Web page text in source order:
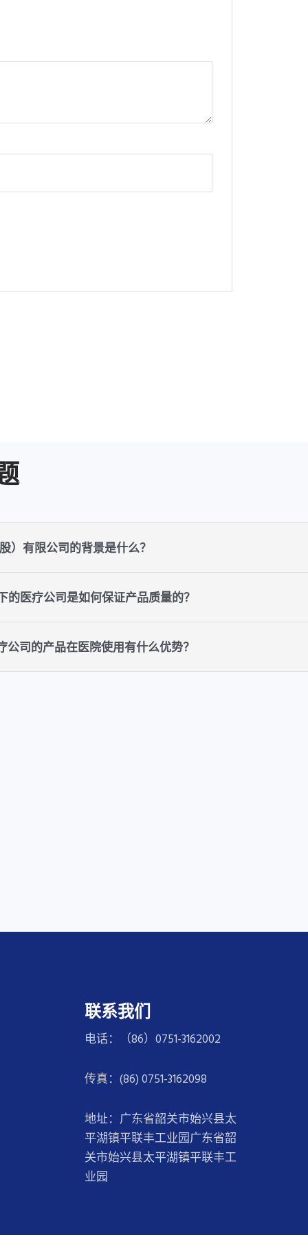
）有限公司的背景是什么？
的医疗公司是如何保证产品质量的？
公司的产品在医院使用有什么优势？
联系我们
电话：（86）0751-3162002
传真：(86) 0751-3162098
地址：广东省韶关市始兴县太
平湖镇平联丰工业园广东省韶
关市始兴县太平湖镇平联丰工
业园